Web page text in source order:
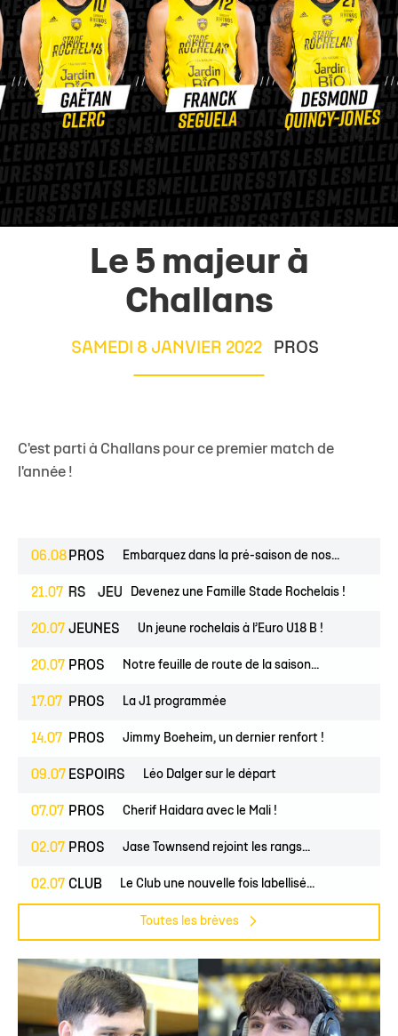
Le 5 majeur à
Challans
SAMEDI 8 JANVIER 2022 PROS
C'est parti à Challans pour ce premier match de
l'année !
06.08 PROS Embarquez dans la pré-saison de nos...
21.07
ESPOIRS JEUNESDevenez une Famille Stade Rochelais !
20.07 JEUNES Un jeune rochelais à l’Euro U18 B !
20.07 PROS Notre feuille de route de la saison...
17.07 PROS La J1 programmée
14.07 PROS Jimmy Boeheim, un dernier renfort !
09.07 ESPOIRS Léo Dalger sur le départ
07.07 PROS Cherif Haidara avec le Mali !
02.07 PROS Jase Townsend rejoint les rangs...
02.07 CLUB Le Club une nouvelle fois labellisé...
Toutes les brèves